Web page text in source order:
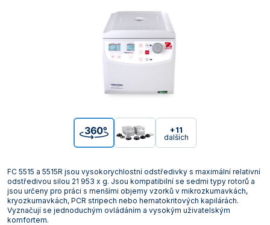
+11
dalších
FC 5515 a 5515R jsou vysokorychlostní odstředivky s maximální relativní
odstředivou silou 21 953 x g. Jsou kompatibilní se sedmi typy rotorů a
jsou určeny pro práci s menšími objemy vzorků v mikrozkumavkách,
kryozkumavkách, PCR stripech nebo hematokritových kapilárách.
Vyznačují se jednoduchým ovládáním a vysokým uživatelským
komfortem.